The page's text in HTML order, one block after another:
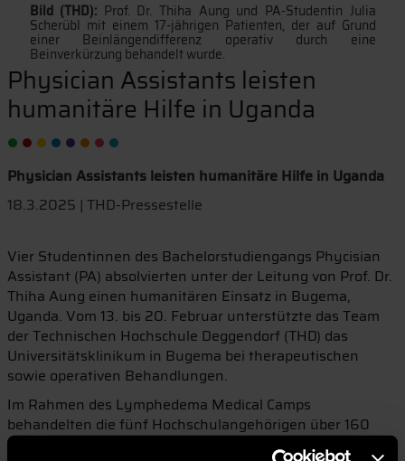
Bild (THD): Prof. Dr. Thiha Aung und PA-Studentin Julia
Scherübl mit einem 17-jährigen Patienten, der auf Grund
einer Beinlängendifferenz operativ durch eine
Beinverkürzung behandelt wurde.
Physician Assistants leisten
humanitäre Hilfe in Uganda
Physician Assistants leisten humanitäre Hilfe in Uganda
18.3.2025 | THD-Pressestelle
Vier Studentinnen des Bachelorstudiengangs Phycisian
Assistant (PA) absolvierten unter der Leitung von Prof. Dr.
Thiha Aung einen humanitären Einsatz in Bugema,
Uganda. Vom 13. bis 20. Februar unterstützte das Team
der Technischen Hochschule Deggendorf (THD) das
Universitätsklinikum in Bugema bei therapeutischen
sowie operativen Behandlungen.
Im Rahmen des Lymphedema Medical Camps
behandelten die fünf Hochschulangehörigen über 160
Patientinnen und Patienten mit unterschiedlichen